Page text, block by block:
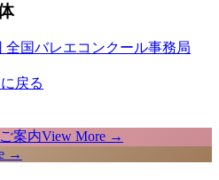
全国バレエコンクール事務局
戻る
案内View More →
→